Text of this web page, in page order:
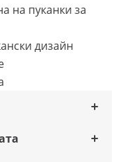
на пуканки за
дизайн